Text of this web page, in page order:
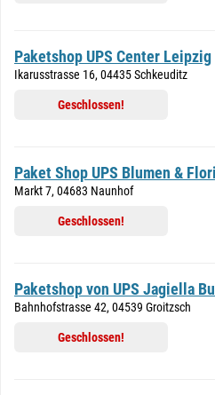
Paketshop UPS Center Leipzig
Ikarusstrasse 16, 04435 Schkeuditz
Geschlossen!
Paket Shop UPS Blumen &
Markt 7, 04683 Naunhof
Geschlossen!
Paketshop von UPS Jagiella
Bahnhofstrasse 42, 04539 Groitzsch
Geschlossen!